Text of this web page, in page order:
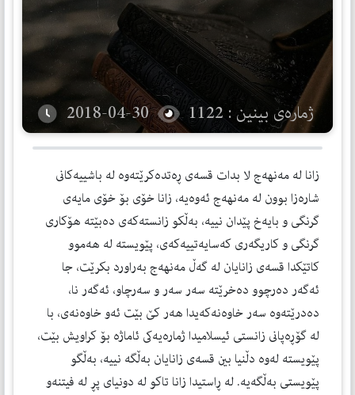
ژمارەی بینین : 1122 2018-04-30
زانا له‌ مه‌نهه‌ج لا بدات قسه‌ى ڕه‌تده‌كرێته‌وه‌ له‌ باشييه‌كانى
شاره‌زا بوون له‌ مه‌نهه‌ج ئه‌وه‌يه‌، زانا خۆى بۆ خۆى مايه‌ى
گرنگى و بايه‌خ پێدان نييه‌، به‌ڵكو زانسته‌كه‌ى ده‌بێته‌ هۆكارى
گرنگى و كاريگه‌رى كه‌سايه‌تييه‌كه‌ى، پێويسته‌ له‌ هه‌موو
كاتێكدا قسه‌ى زانايان له‌ گه‌ڵ مه‌نهه‌ج به‌راورد بكرێت، جا
ئه‌گه‌ر ده‌رچوو ده‌خرێته‌ سه‌ر سه‌ر و سه‌رچاو، ئه‌گه‌ر نا،
ده‌درێته‌وه‌ سه‌ر خاوه‌نه‌كه‌يدا هه‌ر كێ بێت ئه‌و خاوه‌نه‌ى، با
له‌ گۆڕه‌پانى زانستى ئيسلاميدا ژماره‌يه‌كى ئاماژه‌ بۆ كراويش بێت،
پێويسته‌ له‌وه‌ دڵنيا بين قسه‌ى زانايان به‌ڵگه‌ نييه‌، به‌ڵگو
پێويستى به‌ڵگه‌يه‌. له‌ ڕاستيدا زانا تاكو له‌ دونياى پڕ له‌ فيتنه‌و